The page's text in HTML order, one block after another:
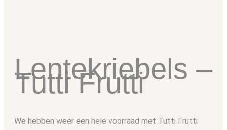
Lentekriebels –
Tutti Frutti
We hebben weer een hele voorraad met Tutti Frutti